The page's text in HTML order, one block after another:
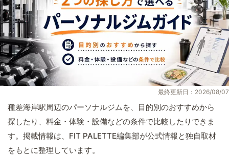
最終更新日：2026/08/07
種差海岸駅周辺のパーソナルジムを、目的別のおすすめから
探したり、料金・体験・設備などの条件で比較したりできま
す。掲載情報は、FIT PALETTE編集部が公式情報と独自取材
をもとに整理しています。